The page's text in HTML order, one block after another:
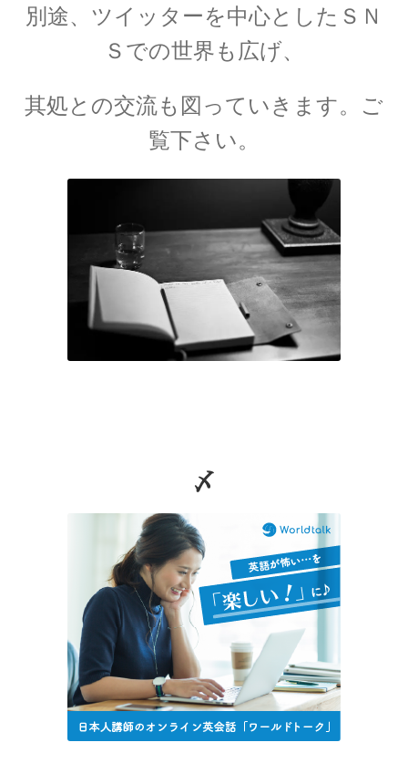
A・H・ルイ・フィゾー
【光速度を始めて測定｜ドップラー効果を考
【光が横波であると説明しての偏向
や屈折を説明】
B・D・ジョゼフソン
C・A・ドップラー
【ドップラー効果を定式化したオーストリア
人】
D・J・ボーム
_【マンハッタン計画に参画しボーム解釈を提唱】
別途、ツイッターを中心としたＳＮ
Ｓでの世界も広げ、
其処との交流も図っていきます。ご
覧下さい。
〆